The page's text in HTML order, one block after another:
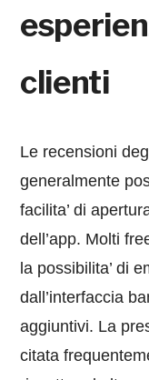
clienti
Le recensioni
generalmente
facilita’ di
dell’app. Molti
la possibilita’ di
dall’interfaccia
aggiuntivi. La
citata